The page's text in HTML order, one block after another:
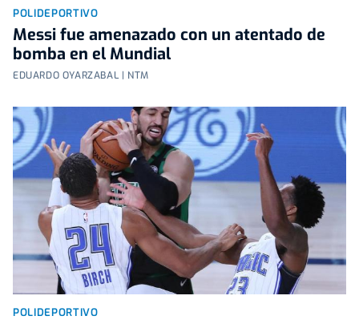
POLIDEPORTIVO
Messi fue amenazado con un atentado de
bomba en el Mundial
EDUARDO OYARZABAL | NTM
POLIDEPORTIVO